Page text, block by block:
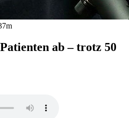
ab – trotz 50